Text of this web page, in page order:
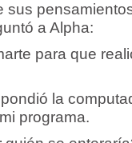
sus
a Alpha:
para que
la
programa.